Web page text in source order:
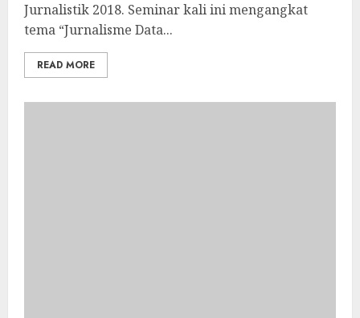
Jurnalistik 2018. Seminar kali ini mengangkat
tema “Jurnalisme Data...
READ MORE